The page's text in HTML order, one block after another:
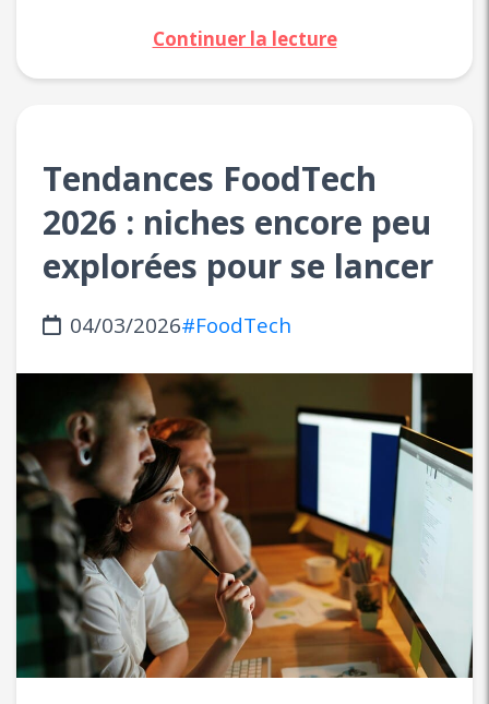
Continuer la lecture
Tendances FoodTech
2026 : niches encore peu
explorées pour se lancer
04/03/2026#FoodTech